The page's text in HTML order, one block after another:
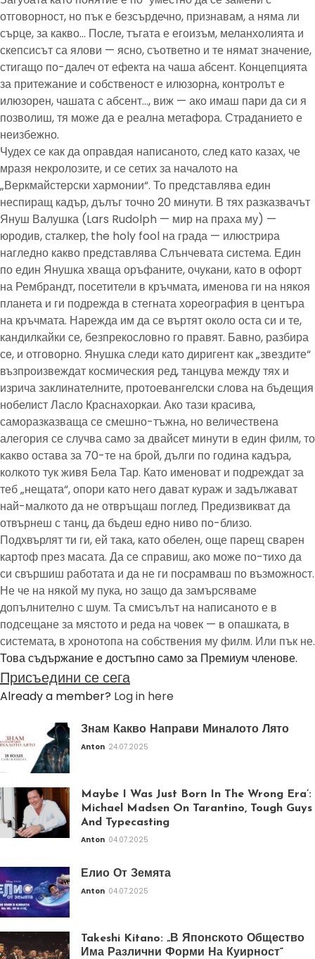
отговорност, но пък е безсърдечно, признавам, а няма ли
сърце, за какво… После, тъгата е егоизъм, меланхолията и
скепсисът са ялови — ясно, съответно и те нямат значение,
стигащо по-далеч от ефекта на чаша абсент. Концепцията
за притежание и собственост е илюзорна, контролът е
илюзорен, чашата с абсент…, виж — ако имаш пари да си я
позволиш, тя може да е реална метафора. Страданието е
неизбежно.
Чудех се как да оправдая написаното, след като казах, че
мразя некролозите, и се сетих за началото на
„Веркмайстерски хармонии“. То представлява един
неспиращ кадър, дълъг точно 20 минути. В тях разказвачът
Януш Валушка (Lars Rudolph — мир на праха му) —
юродив, сталкер, the holy fool на града — илюстрира
нагледно какво представлява Слънчевата система. Един
по един Янушка хваща оръфаните, очукани, като в офорт
на Рембрандт, посетители в кръчмата, именова ги на някоя
планета и ги подрежда в стегната хореография в центъра
на кръчмата. Нарежда им да се въртят около оста си и те,
кандилкайки се, безпрекословно го правят. Бавно, разбира
се, и отговорно. Янушка следи като диригент как „звездите“
възпроизвеждат космическия ред, танцува между тях и
изрича заклинателните, протоевангелски слова на бъдещия
нобелист Ласло Краснахоркаи. Ако тази красива,
саморазказваща се смешно-тъжна, но величествена
алегория се случва само за двайсет минути в един филм, то
какво остава за 70-те на брой, дълги по година кадъра,
колкото тук живя Бела Тар. Като именоват и подреждат за
теб „нещата“, опори като него дават кураж и задължават
най-малкото да не отвръщаш поглед. Предизвикват да
отвърнеш с танц, да бъдеш едно ниво по-близо.
Подхвърлят ти ги, ей така, като обелен, още парещ сварен
картоф през масата. Да се справиш, ако може по-тихо да
си свършиш работата и да не ги посрамваш по възможност.
Не че на някой му пука, но защо да замърсяваме
допълнително с шум. Та смисълът на написаното е в
подсещане за мястото и реда на човек — в опашката, в
системата, в хронотопа на собствения му филм. Или пък не.
Това съдържание е достъпно само за Премиум членове.
Присъедини се сега
Already a member? Log in here
Знам Какво Направи Миналото Лято
Anton 24.07.2025
Maybe I Was Just Born In The Wrong Era’:
Michael Madsen On Tarantino, Tough Guys
And Typecasting
Anton 04.07.2025
Елио От Земята
Anton 04.07.2025
Takeshi Kitano: „В Японското Общество
Има Различни Форми На Куирност“